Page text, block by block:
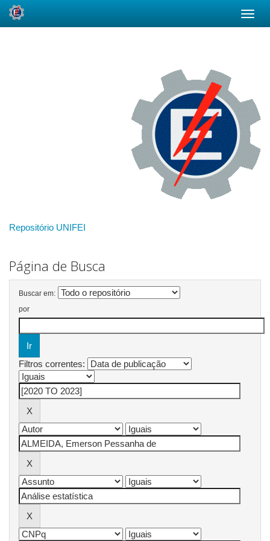
Repositório UNIFEI
Página de Busca
Buscar em:
por
Filtros correntes: